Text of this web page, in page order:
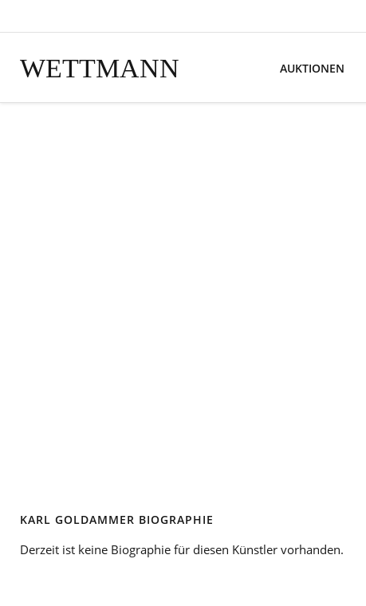
WETTMANN AUKTIONEN
KARL GOLDAMMER BIOGRAPHIE
Derzeit ist keine Biographie für diesen Künstler vorhanden.